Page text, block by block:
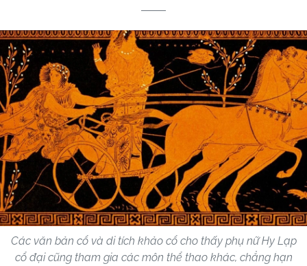
Các văn bản cổ và di tích khảo cổ cho thấy phụ nữ Hy Lạp
cổ đại cũng tham gia các môn thể thao khác, chẳng hạn